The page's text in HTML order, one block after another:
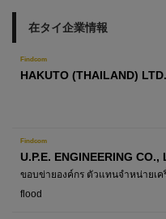
在タイ企業情報
Findcom
HAKUTO (THAILAND)
Findcom
U.P.E. ENGINEERING CO.,
ขอบข่ายองค์กร ตัวแทนจำหน่ายเค
flood